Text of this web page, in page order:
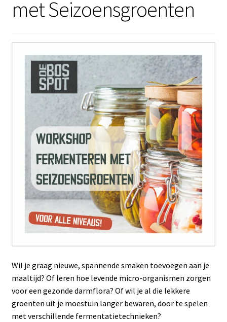
met Seizoensgroenten
Wil je graag nieuwe, spannende smaken toevoegen aan je
maaltijd? Of leren hoe levende micro-organismen zorgen
voor een gezonde darmflora? Of wil je al die lekkere
groenten uit je moestuin langer bewaren, door te spelen
met verschillende fermentatietechnieken?